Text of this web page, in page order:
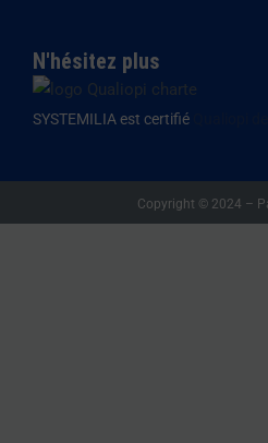
N'hésitez plus
SYSTEMILIA est certifié
Copyright © 2024 –